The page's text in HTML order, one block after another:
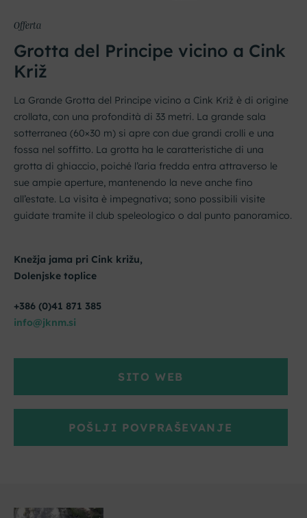
Offerta
Grotta del Principe vicino a Cink
Križ
La Grande Grotta del Principe vicino a Cink Križ è di origine
crollata, con una profondità di 33 metri. La grande sala
sotterranea (60×30 m) si apre con due grandi crolli e una
fossa nel soffitto. La grotta ha le caratteristiche di una
grotta di ghiaccio, poiché l’aria fredda entra attraverso le
sue ampie aperture, mantenendo la neve anche fino
all’estate. La visita è impegnativa; sono possibili visite
guidate tramite il club speleologico o dal punto panoramico.
Knežja jama pri Cink križu,
Dolenjske toplice
+386 (0)41 871 385
info@jknm.si
SITO WEB
POŠLJI POVPRAŠEVANJE